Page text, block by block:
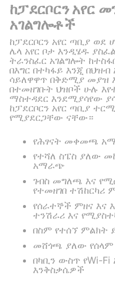
ከፓደርቦርን አየር
አገልግሎቶች
ከፓደርቦርን አየር ጣቢያ
ሌላ አየር ቦታ እንዲሄዱ
ትራንስፈር አገልግሎት
በእግር በተካፋይ እንጂ
ሳይለዋዋጥ በቅድሚያ መያዝ
በተመዘገቡት ህዝቦች ሁሉ
ማስተዳደር እንደሚያሳየው
ከፓደርቦርን አየር ጣቢያ
የሚያደርጋቸው ናቸው።
የሕፃናት መቀመጫ
የተሻለ ስፔስ ያለው
አማራጭ
ገብስ መግለጫ እና
የተመዘገበ ተሽከርካሪ
የሰራተኞች ምዘና እና
ተንሽራሪ እና
በስም የተሰኘ ምልክት
መሸጎጫ ያለው
በካቢን ውስጥ የWi-
እንቅስቃሴዎች